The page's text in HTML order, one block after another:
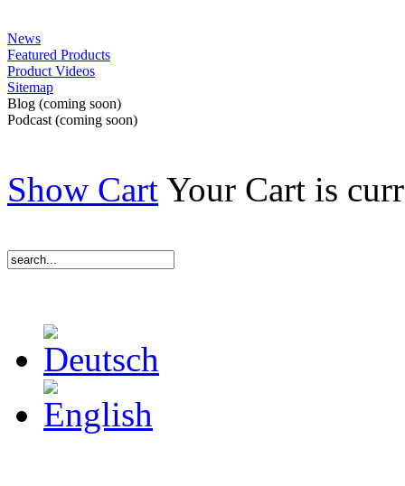
News
Featured Products
Product Videos
Sitemap
Blog (coming soon)
Podcast (coming soon)
Show Cart Your Cart is